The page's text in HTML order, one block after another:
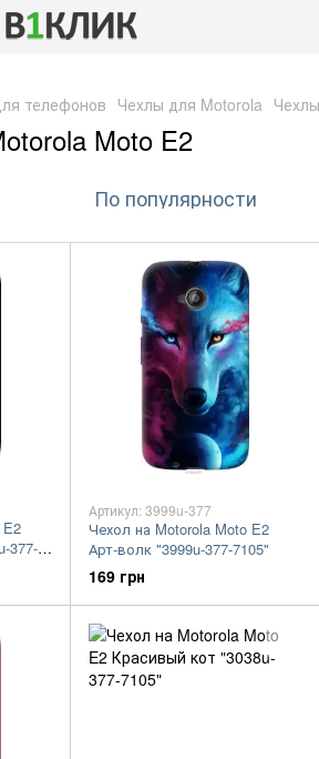
телефонов Чехлы для Motorola
Moto E2
По популярности
377-
Артикул: 3999u-377
Чехол на Motorola Moto E2
Арт-волк "3999u-377-7105"
169 грн